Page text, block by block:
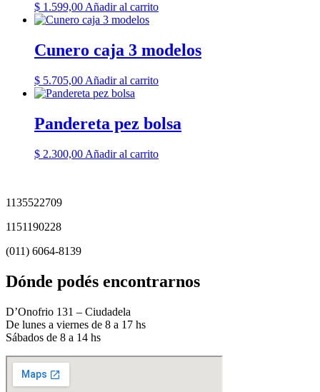
$ 1.599,00 Añadir al carrito
Cunero caja 3 modelos
$ 5.705,00 Añadir al carrito
Pandereta pez bolsa
$ 2.300,00 Añadir al carrito
1135522709
1151190228
(011) 6064-8139
Dónde podés encontrarnos
D’Onofrio 131 – Ciudadela
De lunes a viernes de 8 a 17 hs
Sábados de 8 a 14 hs